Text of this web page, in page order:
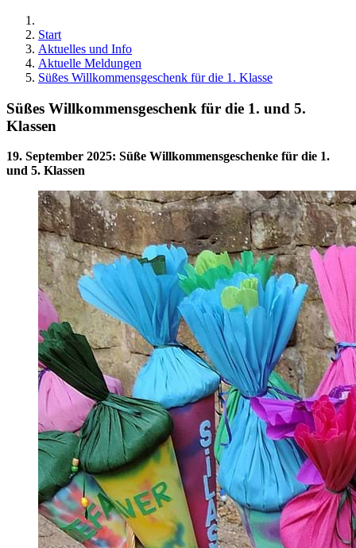
Start
Aktuelles und Info
Aktuelle Meldungen
Süßes Willkommensgeschenk für die 1. Klasse
Süßes Willkommensgeschenk für die 1. und 5.
Klassen
19. September 2025: Süße Willkommensgeschenke für die 1.
und 5. Klassen